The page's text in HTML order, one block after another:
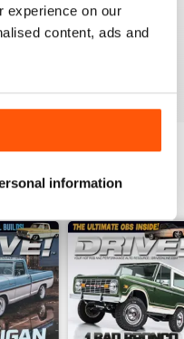
experience on our
content, ads and
information
Visualizza tutti